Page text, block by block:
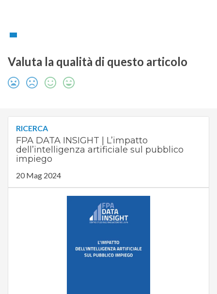
Valuta la qualità di questo articolo
RICERCA
FPA DATA INSIGHT | L’impatto
dell’intelligenza artificiale sul pubblico
impiego
20 Mag 2024